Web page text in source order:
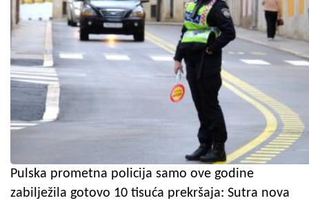
Pulska prometna policija samo ove godine
zabilježila gotovo 10 tisuća prekršaja: Sutra nova